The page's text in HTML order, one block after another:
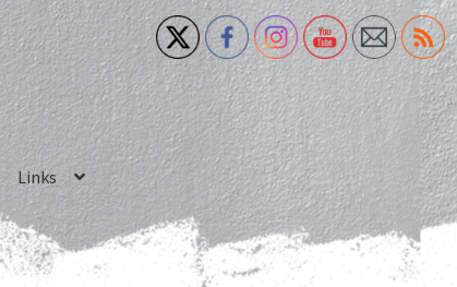
Links